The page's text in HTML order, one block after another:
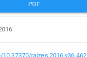
PDF
10.37370/raizes.2016.v36.462